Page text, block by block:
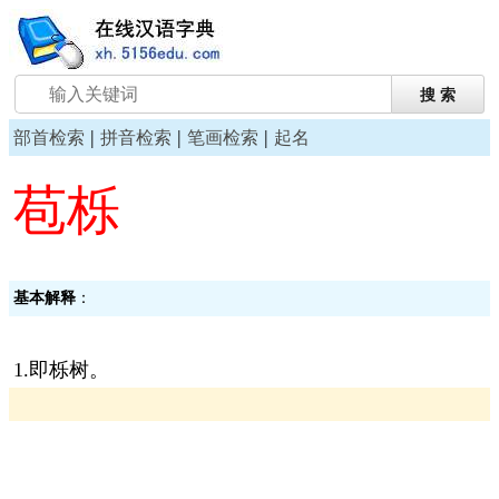
部首检索 | 拼音检索 | 笔画检索 | 起名
苞栎
基本解释 ：
1.即栎树。